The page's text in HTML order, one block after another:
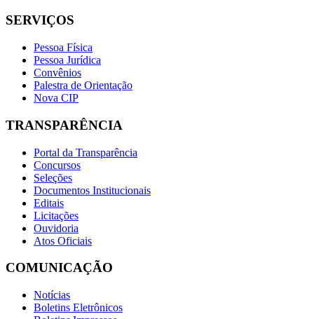
SERVIÇOS
Pessoa Física
Pessoa Jurídica
Convênios
Palestra de Orientação
Nova CIP
TRANSPARÊNCIA
Portal da Transparência
Concursos
Seleções
Documentos Institucionais
Editais
Licitações
Ouvidoria
Atos Oficiais
COMUNICAÇÃO
Notícias
Boletins Eletrônicos